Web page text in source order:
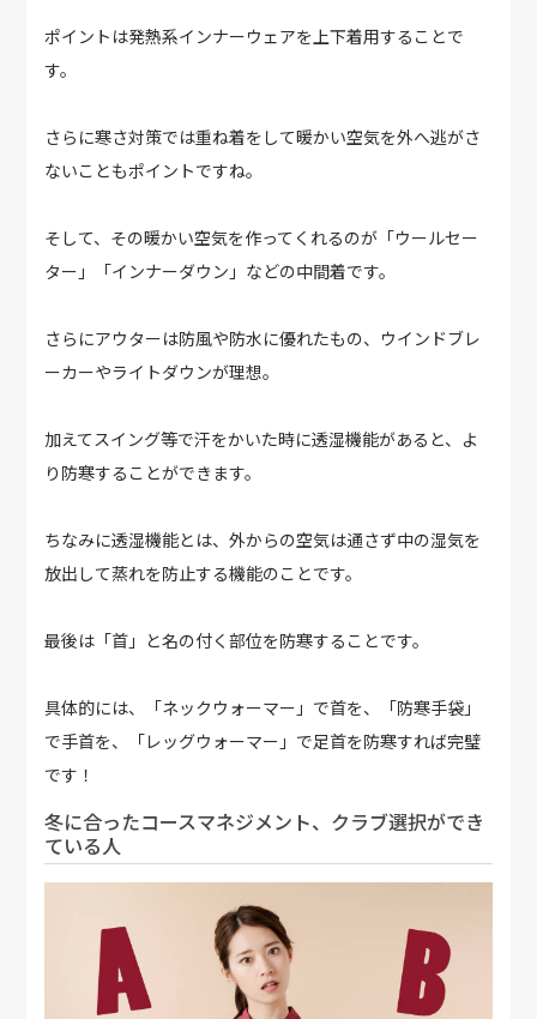
ポイントは発熱系インナーウェアを上下着用することで
す。
さらに寒さ対策では重ね着をして暖かい空気を外へ逃がさ
ないこともポイントですね。
そして、その暖かい空気を作ってくれるのが「ウールセー
ター」「インナーダウン」などの中間着です。
さらにアウターは防風や防水に優れたもの、ウインドブレ
ーカーやライトダウンが理想。
加えてスイング等で汗をかいた時に透湿機能があると、よ
り防寒することができます。
ちなみに透湿機能とは、外からの空気は通さず中の湿気を
放出して蒸れを防止する機能のことです。
最後は「首」と名の付く部位を防寒することです。
具体的には、「ネックウォーマー」で首を、「防寒手袋」
で手首を、「レッグウォーマー」で足首を防寒すれば完璧
です！
冬に合ったコースマネジメント、クラブ選択ができ
ている人